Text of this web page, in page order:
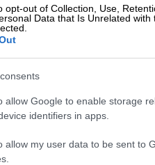
opt-out of Collection, Use,
Data that Is Unrelated
allow Google to enable storage
identifiers in apps.
allow my user data to be sent to
των Μέσων Μαζική
όμως ειδήσεις
κινητοποιήσεις
της ελληνικής